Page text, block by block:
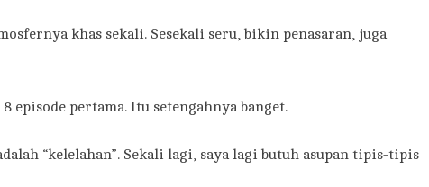
khas sekali. Sesekali seru, bikin penasaran, juga
episode pertama. Itu setengahnya banget.
“kelelahan”. Sekali lagi, saya lagi butuh asupan tipis-tipis